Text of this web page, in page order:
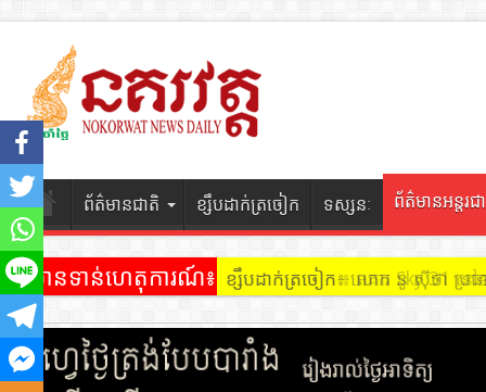
ព័ត៌មានជាតិ ខ្សឹបដាក់ត្រចៀក ទស្សនៈ ព័ត៌មានអន្តរជ
ព័ត៌មានទាន់ហេតុការណ៍៖ ខ្សឹបដាក់ត្រចៀក ៖ អគារ Sky 31